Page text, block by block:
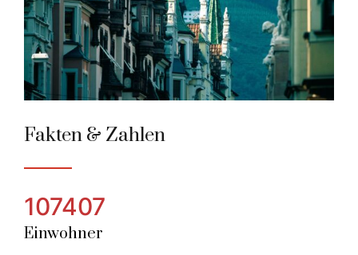
Bolzano-Bozen
Alpenstadt des Jahres 2009
Fakten & Zahlen
107407
Einwohner